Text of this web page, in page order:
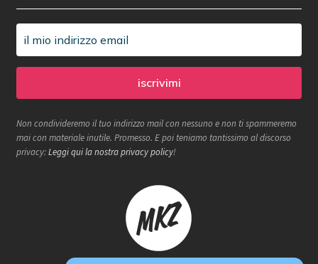
Non condivideremo il tuo indirizzo mail con nessuno e non ti spammeremo
mai con materiale inutile. Promesso. E poi teniamo tantissimo al discorso
privacy:Leggi qui la nostra privacy policy!